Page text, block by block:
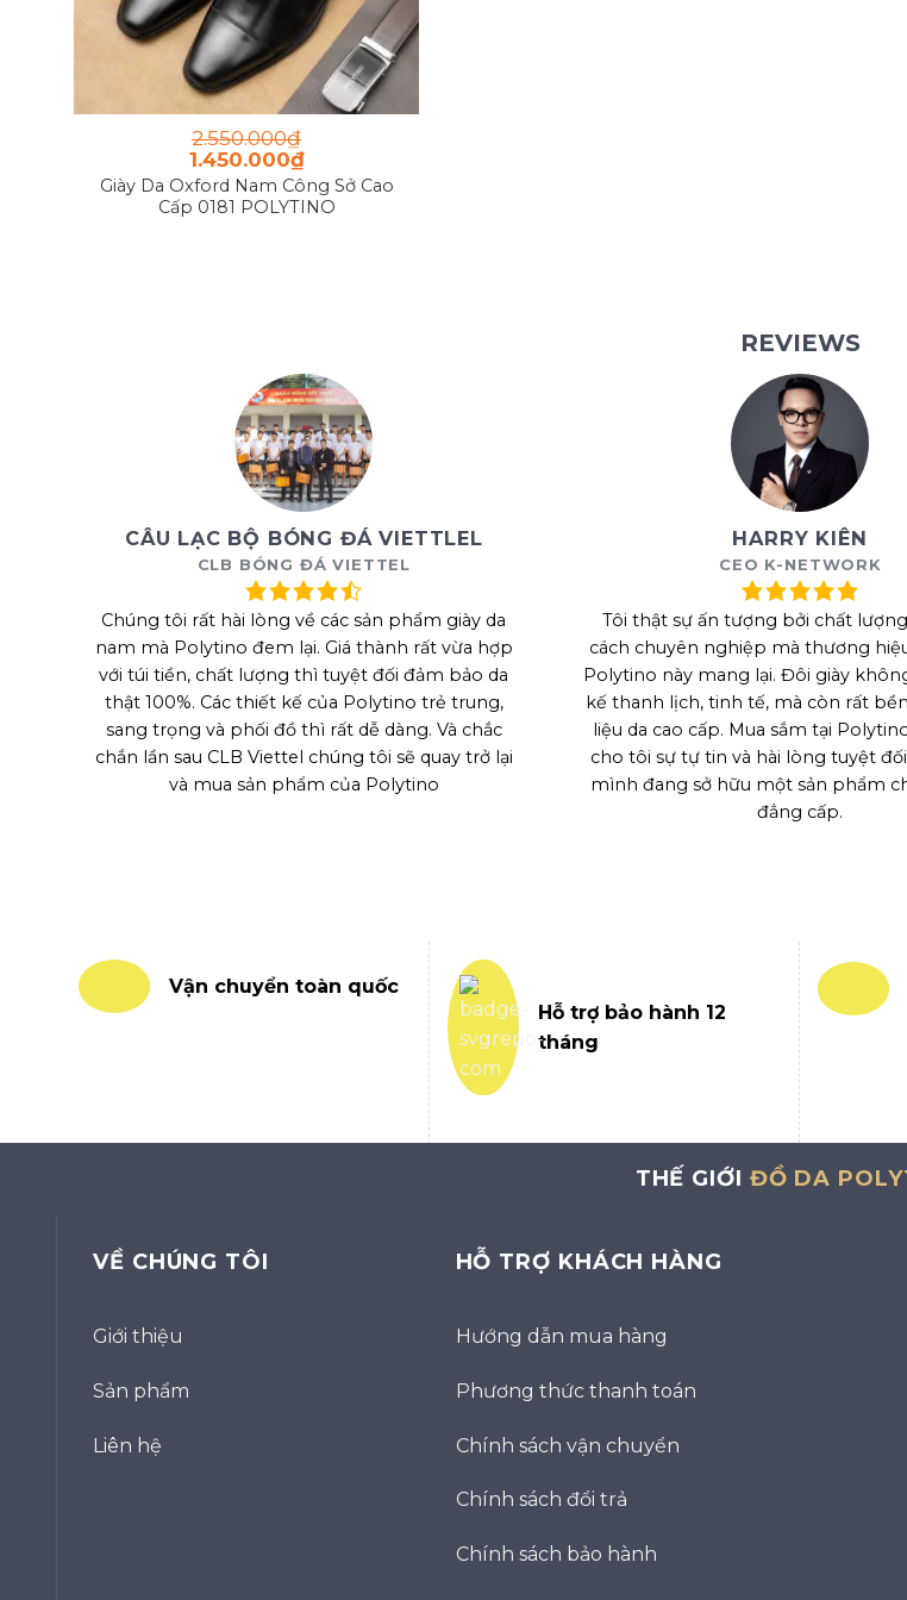
Giày Da Oxford Nam Công Sở Cao
Cấp 0181 POLYTINO
2.550.000₫
1.450.000₫
REVIEWS
CÂU LẠC BỘ BÓNG ĐÁ VIETTLEL
CLB BÓNG ĐÁ VIETTEL
Chúng tôi rất hài lòng về các sản phẩm giày da
nam mà Polytino đem lại. Giá thành rất vừa hợp
với túi tiền, chất lượng thì tuyệt đối đảm bảo da
thật 100%. Các thiết kế của Polytino trẻ trung,
sang trọng và phối đồ thì rất dễ dàng. Và chắc
chắn lần sau CLB Viettel chúng tôi sẽ quay trở lại
và mua sản phẩm của Polytino
HARRY KIÊN
CEO K-NETWORK
Tôi thật sự ấn tượng bởi chất
cách chuyên nghiệp mà thương
Polytino này mang lại. Đôi giày
kế thanh lịch, tinh tế, mà còn rất
liệu da cao cấp. Mua sắm tại
cho tôi sự tự tin và hài lòng tuyệt
mình đang sở hữu một sản phẩm
đẳng cấp.
Vận chuyển toàn quốc
Hỗ trợ bảo hành 12
tháng
THẾ GIỚI ĐỒ DA
VỀ CHÚNG TÔI
Giới thiệu
Sản phẩm
Liên hệ
HỖ TRỢ KHÁCH HÀNG
Hướng dẫn mua hàng
Phương thức thanh toán
Chính sách vận chuyển
Chính sách đổi trả
Chính sách bảo hành